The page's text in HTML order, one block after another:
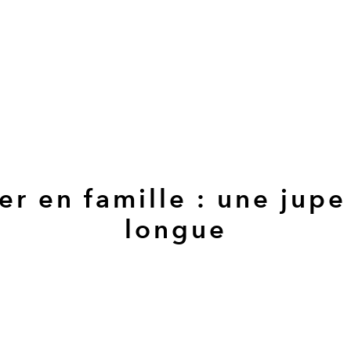
en famille : une
longue